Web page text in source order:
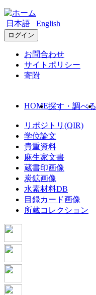
日本語 English
ログイン
お問合わせ
サイトポリシー
寄附
HOME探す・調べる
リポジトリ(QIR)
学位論文
貴重資料
麻生家文書
蔵書印画像
炭鉱画像
水素材料DB
目録カード画像
所蔵コレクション